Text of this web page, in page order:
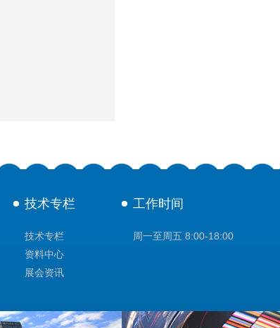
技术专栏
技术专栏
资料中心
展会资讯
工作时间
周一至周五 8:00-18:00